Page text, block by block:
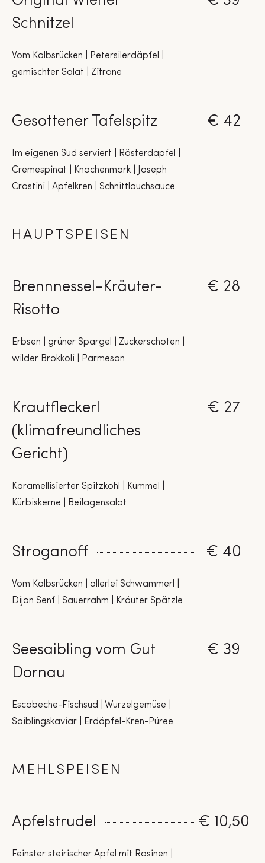
Schnitzel
Vom Kalbsrücken | Petersilerdäpfel |
gemischter Salat | Zitrone
Gesottener Tafelspitz € 42
Im eigenen Sud serviert | Rösterdäpfel |
Cremespinat | Knochenmark | Joseph
Crostini | Apfelkren | Schnittlauchsauce
HAUPTSPEISEN
Brennnessel-Kräuter-
Risotto
€ 28
Erbsen | grüner Spargel | Zuckerschoten |
wilder Brokkoli | Parmesan
Krautfleckerl
(klimafreundliches
Gericht)
€ 27
Karamellisierter Spitzkohl | Kümmel |
Kürbiskerne | Beilagensalat
Stroganoff € 40
Vom Kalbsrücken | allerlei Schwammerl |
Dijon Senf | Sauerrahm | Kräuter Spätzle
Seesaibling vom Gut
Dornau
€ 39
Escabeche-Fischsud | Wurzelgemüse |
Saiblingskaviar | Erdäpfel-Kren-Püree
MEHLSPEISEN
Apfelstrudel € 10,50
Feinster steirischer Apfel mit Rosinen |